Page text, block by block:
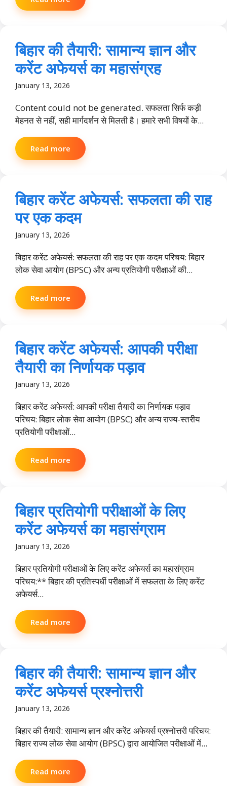
बिहार की तैयारी: सामान्य ज्ञान और
करेंट अफेयर्स का महासंग्रह
January 13, 2026
Content could not be generated. सफलता सिर्फ कड़ी
मेहनत से नहीं, सही मार्गदर्शन से मिलती है। हमारे सभी विषयों के...
Read more
बिहार करेंट अफेयर्स: सफलता की राह
पर एक कदम
January 13, 2026
बिहार करेंट अफेयर्स: सफलता की राह पर एक कदम परिचय: बिहार
लोक सेवा आयोग (BPSC) और अन्य प्रतियोगी परीक्षाओं की...
Read more
बिहार करेंट अफेयर्स: आपकी परीक्षा
तैयारी का निर्णायक पड़ाव
January 13, 2026
बिहार करेंट अफेयर्स: आपकी परीक्षा तैयारी का निर्णायक पड़ाव
परिचय: बिहार लोक सेवा आयोग (BPSC) और अन्य राज्य-स्तरीय
प्रतियोगी परीक्षाओं...
Read more
बिहार प्रतियोगी परीक्षाओं के लिए
करेंट अफेयर्स का महासंग्राम
January 13, 2026
बिहार प्रतियोगी परीक्षाओं के लिए करेंट अफेयर्स का महासंग्राम
परिचय:** बिहार की प्रतिस्पर्धी परीक्षाओं में सफलता के लिए करेंट
अफेयर्स...
Read more
बिहार की तैयारी: सामान्य ज्ञान और
करेंट अफेयर्स प्रश्नोत्तरी
January 13, 2026
बिहार की तैयारी: सामान्य ज्ञान और करेंट अफेयर्स प्रश्नोत्तरी परिचय:
बिहार राज्य लोक सेवा आयोग (BPSC) द्वारा आयोजित परीक्षाओं में...
Read more